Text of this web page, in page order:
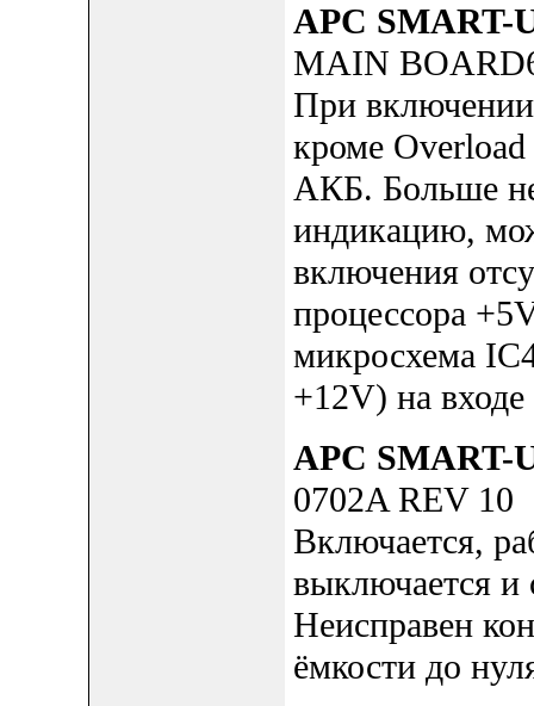
APC SMART-
MAIN
При включении
кроме Overload
АКБ. Больше не
индикацию,
включения
процессора
микросхема
+12V) на
APC SMART-
0702A REV 10
Включается,
выключается и
Неисправен
ёмкости до